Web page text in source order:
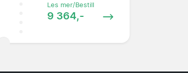
Les mer/Bestill
9 364,-